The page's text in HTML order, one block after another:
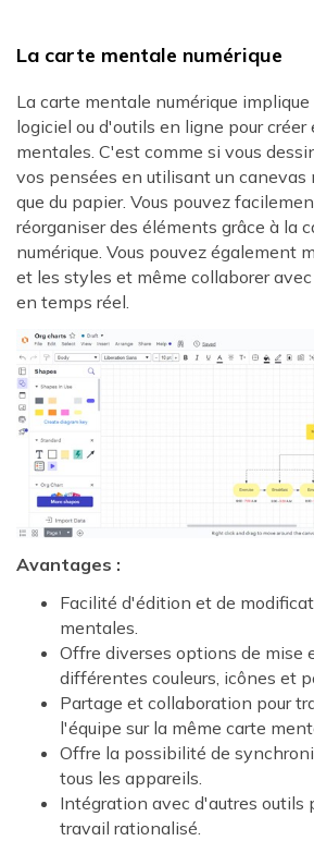
La carte mentale numérique
La carte mentale numérique
logiciel ou d'outils en ligne pour créer
mentales. C'est comme si vous
vos pensées en utilisant un canevas
que du papier. Vous pouvez
réorganiser des éléments grâce à la
numérique. Vous pouvez également
et les styles et même collaborer
en temps réel.
Avantages :
Facilité d'édition et de
mentales.
Offre diverses options de mise
différentes couleurs, icônes et
Partage et collaboration pour
l'équipe sur la même carte
Offre la possibilité de
tous les appareils.
Intégration avec d'autres outils
travail rationalisé.